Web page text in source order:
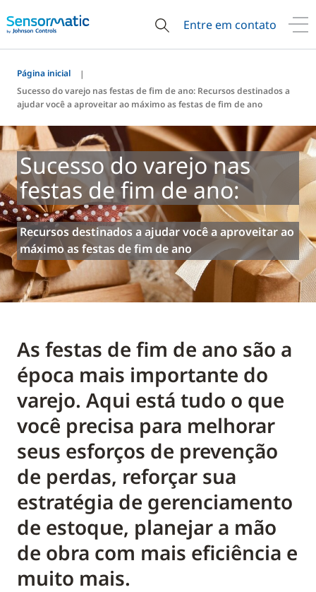
Entre em contato
Página inicial
Sucesso do varejo nas festas de fim de ano: Recursos destinados a
ajudar você a aproveitar ao máximo as festas de fim de ano
Sucesso do varejo nas
festas de fim de ano:
Recursos destinados a ajudar você a aproveitar ao
máximo as festas de fim de ano
As festas de fim de ano são a
época mais importante do
varejo. Aqui está tudo o que
você precisa para melhorar
seus esforços de prevenção
de perdas, reforçar sua
estratégia de gerenciamento
de estoque, planejar a mão
de obra com mais eficiência e
muito mais.